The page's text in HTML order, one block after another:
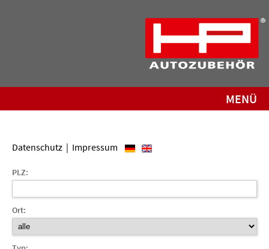
MENÜ
Datenschutz | Impressum
PLZ:
Ort: